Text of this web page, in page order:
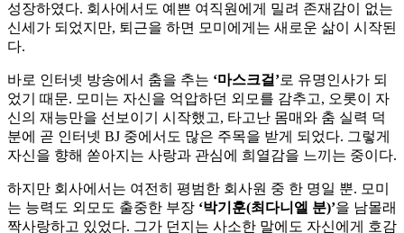
성장하였다. 회사에서도 예쁜 여직원에게 밀려 존재감이 없는
신세가 되었지만, 퇴근을 하면 모미에게는 새로운 삶이 시작된
다.
바로 인터넷 방송에서 춤을 추는 ‘마스크걸’로 유명인사가 되
었기 때문. 모미는 자신을 억압하던 외모를 감추고, 오롯이 자
신의 재능만을 선보이기 시작했고, 타고난 몸매와 춤 실력 덕
분에 곧 인터넷 BJ 중에서도 많은 주목을 받게 되었다. 그렇게
자신을 향해 쏟아지는 사랑과 관심에 희열감을 느끼는 중이다.
하지만 회사에서는 여전히 평범한 회사원 중 한 명일 뿐. 모미
는 능력도 외모도 출중한 부장 ‘박기훈(최다니엘 분)’을 남몰래
짝사랑하고 있었다. 그가 던지는 사소한 말에도 자신에게 호감